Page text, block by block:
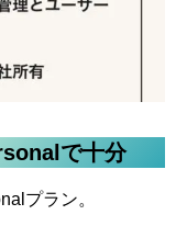
で十分
プラン。